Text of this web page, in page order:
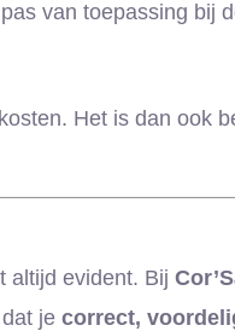
van toepassing bij
Het is dan ook
altijd evident. Bij
je correct,